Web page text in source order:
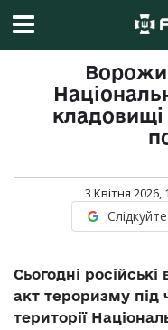
кладовищі
3 Квітня 2026,
Сьогодні
акт тероризму під
території